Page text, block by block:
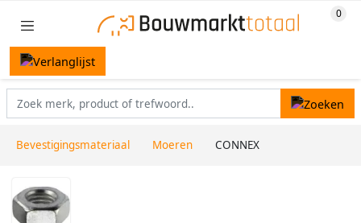
Bevestigingsmateriaal Moeren CONNEX